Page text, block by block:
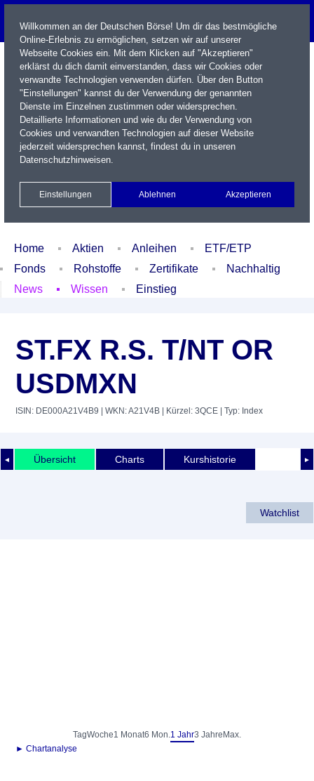
Name / WKN / ISIN / Kürzel
Xetra Realtime
Watchlist Portfolio Login
Home Aktien Anleihen
ETF/ETP
Fonds
Rohstoffe Zertifikate
Nachhaltig
News
Wissen Einstieg
ST.FX R.S. T/NT OR
USDMXN
ISIN: DE000A21V4B9 | WKN: A21V4B | Kürzel: 3QCE | Typ: Index
◄ ►
Übersicht Charts Kurshistorie
Watchlist
TagWoche1 Monat6 Mon.1 Jahr3 Jahre Max.
► Chartanalyse
Willkommen an der Deutschen Börse! Um dir das bestmögliche
Online-Erlebnis zu ermöglichen, setzen wir auf unserer
Webseite Cookies ein. Mit dem Klicken auf "Akzeptieren"
erklärst du dich damit einverstanden, dass wir Cookies oder
verwandte Technologien verwenden dürfen. Über den Button
"Einstellungen" kannst du der Verwendung der genannten
Dienste im Einzelnen zustimmen oder widersprechen.
Detaillierte Informationen und wie du der Verwendung von
Cookies und verwandten Technologien auf dieser Website
jederzeit widersprechen kannst, findest du in unseren
Datenschutzhinweisen.
Einstellungen Ablehnen Akzeptieren